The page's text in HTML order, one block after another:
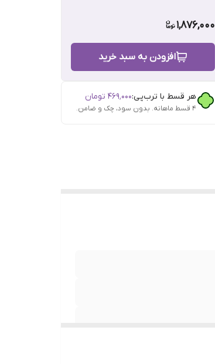
1,876,000
افزودن به سبد خرید
هر قسط با ترب‌پی:۴۶۹٬۰۰۰ تومان
۴ قسط ماهانه. بدون سود، چک و ضامن.